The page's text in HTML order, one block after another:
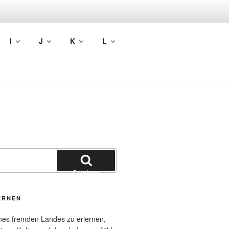
I J K L
Suchen
fremden Landes zu erlernen,